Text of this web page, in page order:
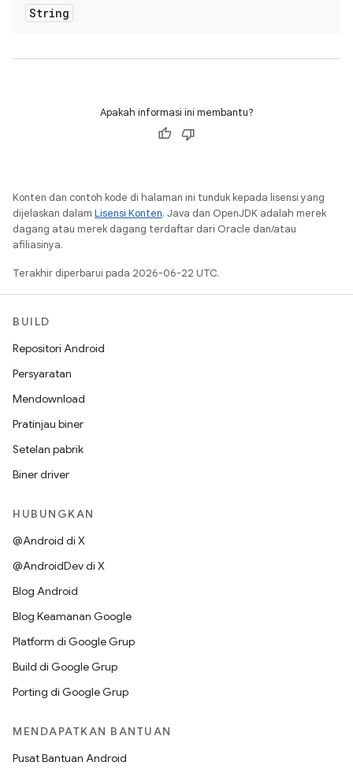
String
Apakah informasi ini membantu?
Konten dan contoh kode di halaman ini tunduk kepada lisensi yang
dijelaskan dalam Lisensi Konten. Java dan OpenJDK adalah merek
dagang atau merek dagang terdaftar dari Oracle dan/atau
afiliasinya.
Terakhir diperbarui pada 2026-06-22 UTC.
BUILD
Repositori Android
Persyaratan
Mendownload
Pratinjau biner
Setelan pabrik
Biner driver
HUBUNGKAN
@Android di X
@AndroidDev di X
Blog Android
Blog Keamanan Google
Platform di Google Grup
Build di Google Grup
Porting di Google Grup
MENDAPATKAN BANTUAN
Pusat Bantuan Android